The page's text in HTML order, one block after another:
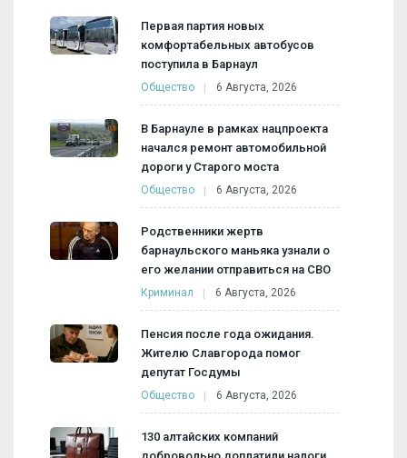
Первая партия новых
комфортабельных автобусов
поступила в Барнаул
Общество 6 Августа, 2026
В Барнауле в рамках нацпроекта
начался ремонт автомобильной
дороги у Старого моста
Общество 6 Августа, 2026
Родственники жертв
барнаульского маньяка узнали о
его желании отправиться на СВО
Криминал 6 Августа, 2026
Пенсия после года ожидания.
Жителю Славгорода помог
депутат Госдумы
Общество 6 Августа, 2026
130 алтайских компаний